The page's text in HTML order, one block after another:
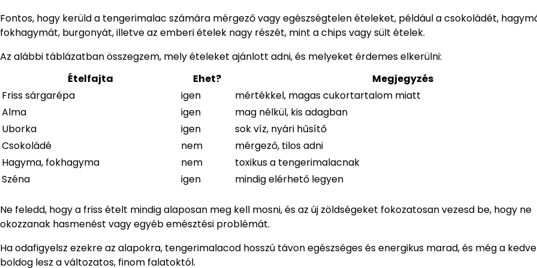
Fontos, hogy kerüld a tengerimalac számára mérgező vagy egészségtelen ételeket, például a csokoládét,
fokhagymát, burgonyát, illetve az emberi ételek nagy részét, mint a chips vagy sült ételek.
Az alábbi táblázatban összegzem, mely ételeket ajánlott adni, és melyeket érdemes elkerülni:
Ételfajta
Ehet?
Megjegyzés
Friss sárgarépa
igen
mértékkel, magas cukortartalom miatt
Alma
igen
mag nélkül, kis adagban
Uborka
igen
sok víz, nyári hűsítő
Csokoládé
nem
mérgező, tilos adni
Hagyma, fokhagyma
nem
toxikus a tengerimalacnak
Széna
igen mindig elérhető legyen
Ne feledd, hogy a friss ételt mindig alaposan meg kell mosni, és az új zöldségeket fokozatosan vezesd be, hogy ne
okozzanak hasmenést vagy egyéb emésztési problémát.
Ha odafigyelsz ezekre az alapokra, tengerimalacod hosszú távon egészséges és energikus marad, és még a
boldog lesz a változatos, finom falatoktól.